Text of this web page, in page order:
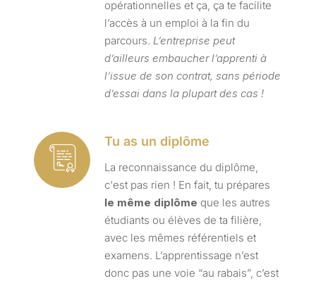
opérationnelles et ça, ça te facilite
l’accès à un emploi à la fin du
parcours. L’entreprise peut
d’ailleurs embaucher l’apprenti à
l’issue de son contrat, sans période
d’essai dans la plupart des cas !
Tu as un diplôme
La reconnaissance du diplôme,
c'est pas rien ! En fait, tu prépares
le même diplôme que les autres
étudiants ou élèves de ta filière,
avec les mêmes référentiels et
examens. L’apprentissage n’est
donc pas une voie “au rabais”, c’est